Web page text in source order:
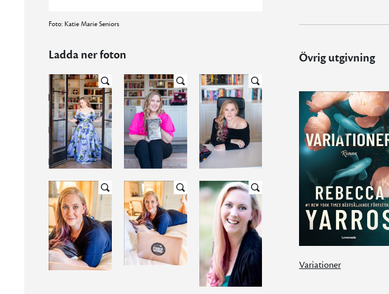
Foto: Katie Marie Seniors
Ladda ner foton Övrig utgivning
Variationer